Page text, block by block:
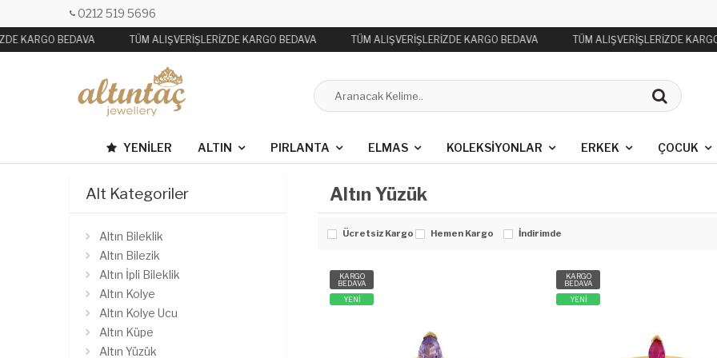
0212 519 5696
KARGO BEDAVA TÜM ALIŞVERİŞLERİZDE KARGO BEDAVA TÜM ALIŞVERİŞLERİZDE KARGO BEDAVA TÜM ALIŞVERİŞLERİZDE
YENILER ALTIN PIRLANTA ELMAS KOLEKSIYONLAR ERKEK ÇOCUK
Alt Kategoriler
Altın Bileklik
Altın Bilezik
Altın İpli Bileklik
Altın Kolye
Altın Kolye Ucu
Altın Küpe
Altın Yüzük
Altın Yüzük
Ücretsiz Kargo Hemen Kargo İndirimde
KARGO
BEDAVA
YENİ
KARGO
BEDAVA
YENİ